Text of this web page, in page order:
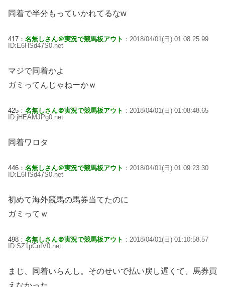
同着で半分もっていかれてるなw
417： 名無しさん＠実況で競馬板アウト ：2018/04/01(日) 01:08:25.99
ID:E6HSd47S0.net
マジで同着かよ
ガミってんじゃねーかｗ
425： 名無しさん＠実況で競馬板アウト ：2018/04/01(日) 01:08:48.65
ID:jHEAMJPg0.net
同着ワロタ
446： 名無しさん＠実況で競馬板アウト ：2018/04/01(日) 01:09:23.30
ID:E6HSd47S0.net
初めて海外競馬の馬券当てたのに
ガミってｗ
498： 名無しさん＠実況で競馬板アウト ：2018/04/01(日) 01:10:58.57
ID:SZ1pCnIV0.net
まじ、同着いらんし。そのせいで払い戻し遅くて、馬券買
えなかった。